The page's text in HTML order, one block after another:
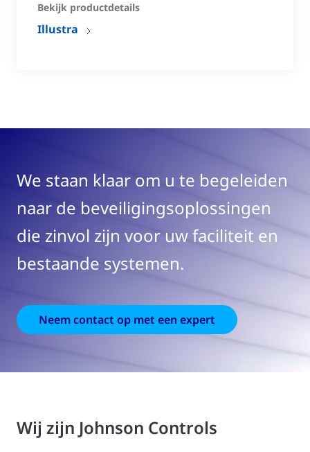
Bekijk productdetails
Illustra
We staan klaar om u te begeleiden
naar de beveiligingsoplossingen
die zinvol zijn voor uw faciliteit en
bestaande systemen.
Neem contact op met een expert
Wij zijn Johnson Controls